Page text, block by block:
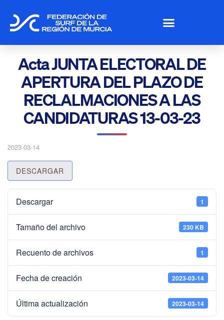
Acta JUNTA ELECTORAL DE
APERTURA DEL PLAZO DE
RECLALMACIONES A LAS
CANDIDATURAS 13-03-23
2023-03-14
DESCARGAR
Descargar 1
Tamaño del archivo 230 KB
Recuento de archivos 1
Fecha de creación 2023-03-14
Última actualización 2023-03-14